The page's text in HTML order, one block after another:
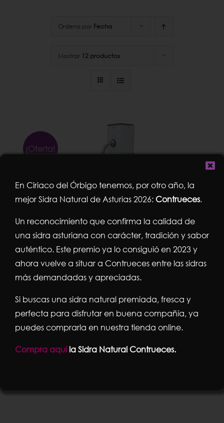
Ordena por Fecha
Mostrar 12 productos
¡Oferta!
Escanciador eléctrico de sidra de
225,00 € El
precio
original
225,00€.
199,00€El
precio
actual
199,00€.
Añadir al carrito
En Ciriaco del Órbigo tenemos, por otro año, la
mejor Sidra Natural de Asturias 2026:Contrueces.
Un reconocimiento que confirma la calidad de
una sidra asturiana con carácter, tradición y sabor
auténtico. Este premio ya lo consiguió en 2023 y
ahora vuelve a situar a Contrueces entre las sidras
más demandadas y apreciadas.
Si buscas una sidra natural premiada, fresca y
perfecta para disfrutar en buena compañía, ya
puedes comprarla en nuestra tienda online.
Compra aquíla Sidra Natural Contrueces.